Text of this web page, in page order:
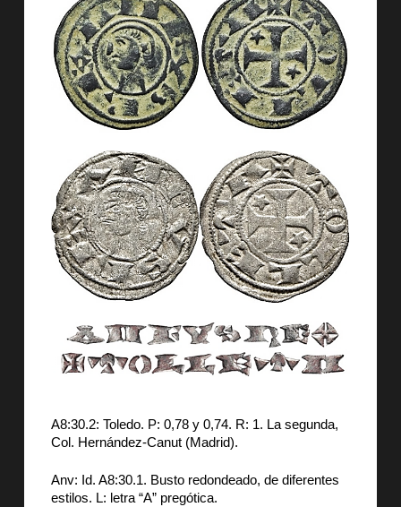
A8:30.2: Toledo. P: 0,78 y 0,74. R: 1. La segunda,
Col. Hernández-Canut (Madrid).
Anv: Id. A8:30.1. Busto redondeado, de diferentes
estilos. L: letra “A” pregótica.